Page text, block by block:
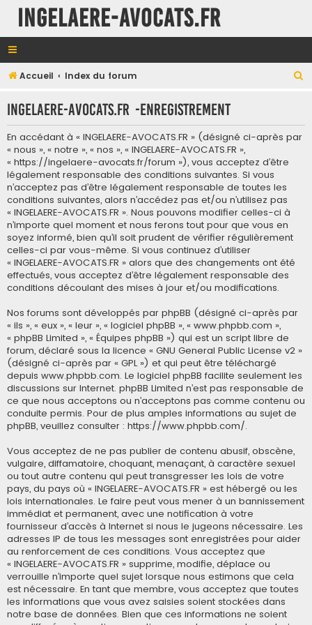
INGELAERE-AVOCATS.FR
Accueil Index du forum
h
INGELAERE-AVOCATS.FR -Enregistrement
En accédant à « INGELAERE-AVOCATS.FR » (désigné ci-après par
« nous », « notre », « nos », « INGELAERE-AVOCATS.FR »,
« https://ingelaere-avocats.fr/forum »), vous acceptez d’être
légalement responsable des conditions suivantes. Si vous
n’acceptez pas d’être légalement responsable de toutes les
conditions suivantes, alors n’accédez pas et/ou n’utilisez pas
« INGELAERE-AVOCATS.FR ». Nous pouvons modifier celles-ci à
n’importe quel moment et nous ferons tout pour que vous en
soyez informé, bien qu’il soit prudent de vérifier régulièrement
celles-ci par vous-même. Si vous continuez d’utiliser
« INGELAERE-AVOCATS.FR » alors que des changements ont été
effectués, vous acceptez d’être légalement responsable des
conditions découlant des mises à jour et/ou modifications.
Nos forums sont développés par phpBB (désigné ci-après par
« ils », « eux », « leur », « logiciel phpBB », « www.phpbb.com »,
« phpBB Limited », « Équipes phpBB ») qui est un script libre de
forum, déclaré sous la licence « GNU General Public License v2 »
(désigné ci-après par « GPL ») et qui peut être téléchargé
depuis www.phpbb.com. Le logiciel phpBB facilite seulement les
discussions sur Internet. phpBB Limited n’est pas responsable de
ce que nous acceptons ou n’acceptons pas comme contenu ou
conduite permis. Pour de plus amples informations au sujet de
phpBB, veuillez consulter : https://www.phpbb.com/.
Vous acceptez de ne pas publier de contenu abusif, obscène,
vulgaire, diffamatoire, choquant, menaçant, à caractère sexuel
ou tout autre contenu qui peut transgresser les lois de votre
pays, du pays où « INGELAERE-AVOCATS.FR » est hébergé ou les
lois internationales. Le faire peut vous mener à un bannissement
immédiat et permanent, avec une notification à votre
fournisseur d’accès à Internet si nous le jugeons nécessaire. Les
adresses IP de tous les messages sont enregistrées pour aider
au renforcement de ces conditions. Vous acceptez que
« INGELAERE-AVOCATS.FR » supprime, modifie, déplace ou
verrouille n’importe quel sujet lorsque nous estimons que cela
est nécessaire. En tant que membre, vous acceptez que toutes
les informations que vous avez saisies soient stockées dans
notre base de données. Bien que ces informations ne soient